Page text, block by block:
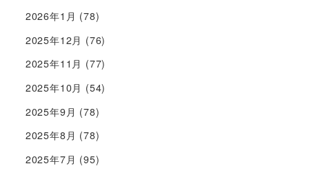
2026年1月 (78)
2025年12月 (76)
2025年11月 (77)
2025年10月 (54)
2025年9月 (78)
2025年8月 (78)
2025年7月 (95)